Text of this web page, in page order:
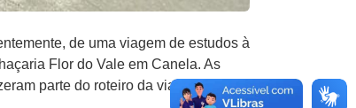
de uma viagem de estudos à
Flor do Vale em Canela. As
parte do roteiro da viagem.